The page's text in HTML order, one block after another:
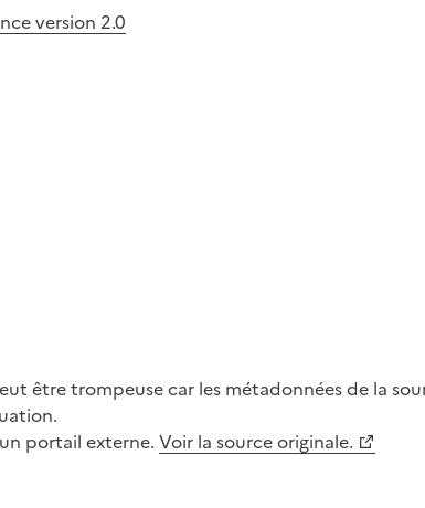
version 2.0
être trompeuse car les métadonnées de la
portail externe. Voir la source originale.